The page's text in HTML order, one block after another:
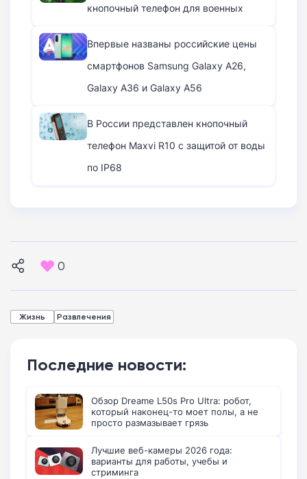
кнопочный телефон для военных
Впервые названы российские цены
смартфонов Samsung Galaxy A26,
Galaxy A36 и Galaxy A56
В России представлен кнопочный
телефон Maxvi R10 с защитой от воды
по IP68
0
Жизнь Развлечения
Последние новости:
Обзор Dreame L50s Pro Ultra: робот,
который наконец-то моет полы, а не
просто размазывает грязь
Лучшие веб-камеры 2026 года:
варианты для работы, учебы и
стриминга